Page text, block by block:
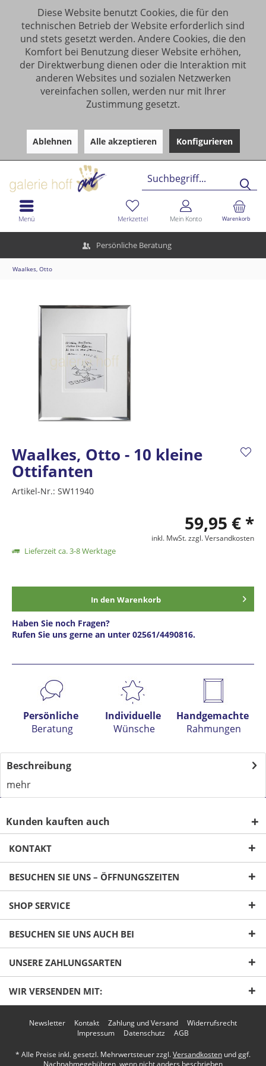
Diese Website benutzt Cookies, die für den
technischen Betrieb der Website erforderlich sind
und stets gesetzt werden. Andere Cookies, die den
Komfort bei Benutzung dieser Website erhöhen,
der Direktwerbung dienen oder die Interaktion mit
anderen Websites und sozialen Netzwerken
vereinfachen sollen, werden nur mit Ihrer
Zustimmung gesetzt.
Ablehnen Alle akzeptieren Konfigurieren
Persönliche Beratung
Warenkorb
Merkzettel Mein Konto
Menü
Waalkes, Otto
Waalkes, Otto - 10 kleine
Ottifanten
Artikel-Nr.: SW11940
59,95 € *
inkl. MwSt.zzgl. Versandkosten
Lieferzeit ca. 3-8 Werktage
In den Warenkorb
Haben Sie noch Fragen?
Rufen Sie uns gerne an unter 02561/4490816.
Preis anfragen
Ich habe die
Mit * gekennzeichnete Felder sind Pflichtfelder.
Senden
Persönliche
Beratung
Individuelle
Wünsche
Handgemachte
Rahmungen
Beschreibung
mehr
Kunden kauften auch
KONTAKT
BESUCHEN SIE UNS – ÖFFNUNGSZEITEN
SHOP SERVICE
BESUCHEN SIE UNS AUCH BEI
UNSERE ZAHLUNGSARTEN
WIR VERSENDEN MIT:
Newsletter Kontakt Zahlung und Versand
Widerrufsrecht
Impressum
Datenschutz AGB
* Alle Preise inkl. gesetzl. Mehrwertsteuer zzgl.Versandkosten und ggf.